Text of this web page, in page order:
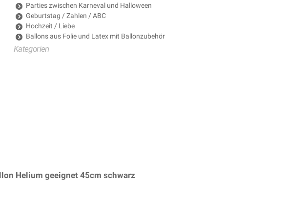
Parties zwischen Karneval und Halloween
Geburtstag / Zahlen / ABC
Hochzeit / Liebe
Ballons aus Folie und Latex mit Ballonzubehör
Kategorien
Helium geeignet 45cm schwarz